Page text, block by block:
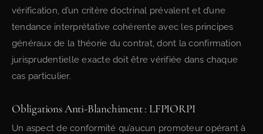
vérification, d’un critère doctrinal prévalent et d’une
tendance interprétative cohérente avec les principes
généraux de la théorie du contrat, dont la confirmation
jurisprudentielle exacte doit être vérifiée dans chaque
cas particulier.
Obligations Anti-Blanchiment : LFPIORPI
Un aspect de conformité qu’aucun promoteur opérant à